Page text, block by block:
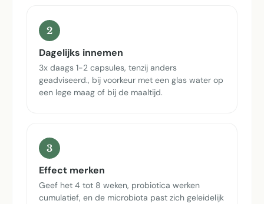
2
Dagelijks innemen
3x daags 1-2 capsules, tenzij anders
geadviseerd., bij voorkeur met een glas water op
een lege maag of bij de maaltijd.
3
Effect merken
Geef het 4 tot 8 weken, probiotica werken
cumulatief, en de microbiota past zich geleidelijk